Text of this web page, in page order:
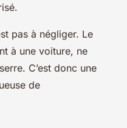
pas à négliger. Le
à une voiture, ne
C’est donc une
de